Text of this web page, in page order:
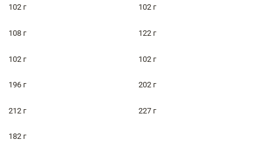
102 г 102 г
108 г 122 г
102 г 102 г
196 г 202 г
212 г 227 г
182 г